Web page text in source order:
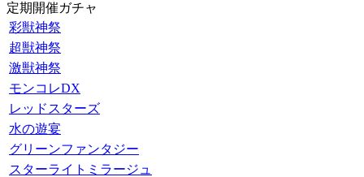
定期開催ガチャ
彩獣神祭
超獣神祭
激獣神祭
モンコレDX
レッドスターズ
水の遊宴
グリーンファンタジー
スターライトミラージュ